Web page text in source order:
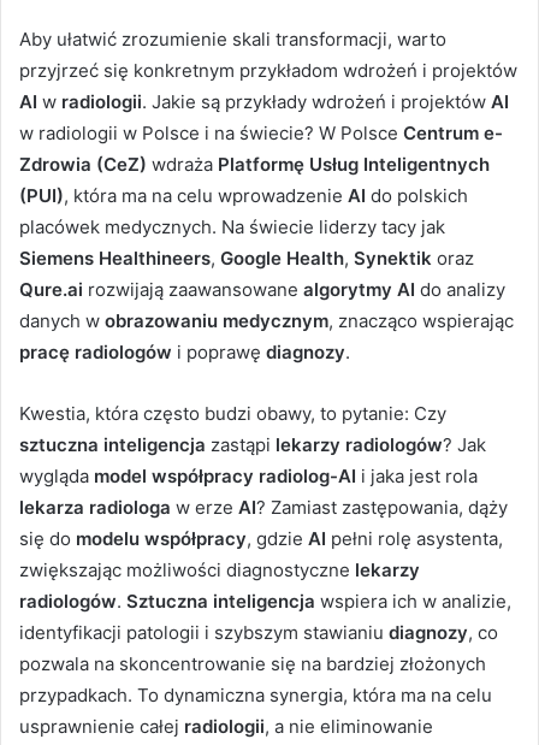
Aby ułatwić zrozumienie skali transformacji, warto
przyjrzeć się konkretnym przykładom wdrożeń i projektów
AI w radiologii. Jakie są przykłady wdrożeń i projektów AI
w radiologii w Polsce i na świecie? W Polsce Centrum e-
Zdrowia (CeZ) wdraża Platformę Usług Inteligentnych
(PUI), która ma na celu wprowadzenie AI do polskich
placówek medycznych. Na świecie liderzy tacy jak
Siemens Healthineers, Google Health, Synektik oraz
Qure.ai rozwijają zaawansowane algorytmy AI do analizy
danych w obrazowaniu medycznym, znacząco wspierając
pracę radiologów i poprawę diagnozy.
Kwestia, która często budzi obawy, to pytanie: Czy
sztuczna inteligencja zastąpi lekarzy radiologów? Jak
wygląda model współpracy radiolog-AI i jaka jest rola
lekarza radiologa w erze AI? Zamiast zastępowania, dąży
się do modelu współpracy, gdzie AI pełni rolę asystenta,
zwiększając możliwości diagnostyczne lekarzy
radiologów. Sztuczna inteligencja wspiera ich w analizie,
identyfikacji patologii i szybszym stawianiu diagnozy, co
pozwala na skoncentrowanie się na bardziej złożonych
przypadkach. To dynamiczna synergia, która ma na celu
usprawnienie całej radiologii, a nie eliminowanie